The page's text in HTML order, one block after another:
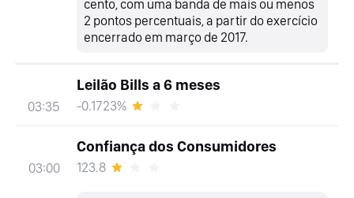
cento, com uma banda de mais ou menos
2 pontos percentuais, a partir do exercício
encerrado em março de 2017.
03:35
Leilão Bills a 6 meses
-0.1723%
03:00
Confiança dos Consumidores
123.8